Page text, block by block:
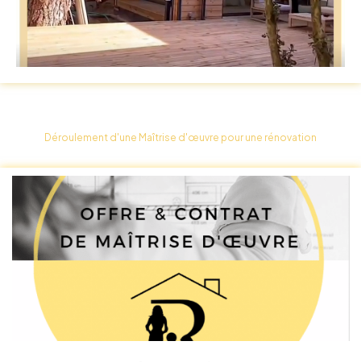
Déroulement d'une Maîtrise d'œuvre pour une rénovation